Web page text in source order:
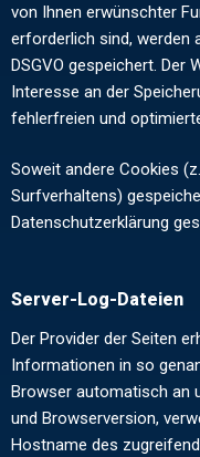
von Ihnen erwünschter
erforderlich sind, werden
DSGVO gespeichert. Der
Interesse an der
fehlerfreien und
Soweit andere Cookies
Surfverhaltens)
Datenschutzerklärung
Server-Log-Dateien
Der Provider der Seiten
Informationen in so
Browser automatisch an
und Browserversion,
Hostname des